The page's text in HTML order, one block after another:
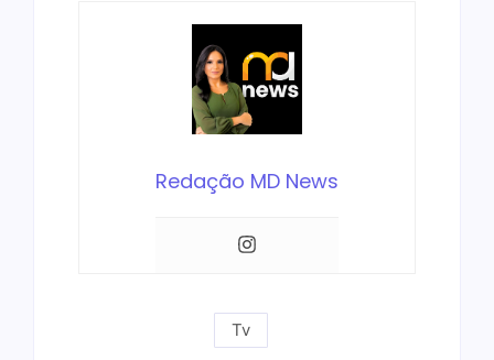
Redação MD News
Tv